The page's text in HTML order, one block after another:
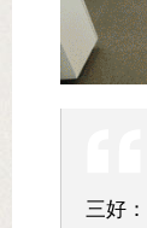
三好：